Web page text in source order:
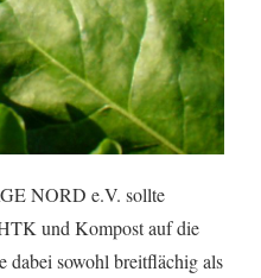
NORD e.V. sollte
und Kompost auf die
dabei sowohl breitflächig als